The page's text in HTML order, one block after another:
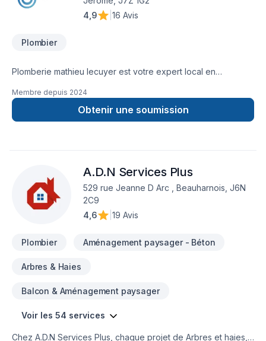
4,9
16 Avis
Plombier
Plomberie mathieu lecuyer est votre expert local en
Lanaudière,Laurentides,Laval,Montérégie,Montréal,
combinant expérience, innovation et rigueur. Nous croyons
en l'importance d'une approche personnalisée, adaptée à
service d'exception, centré sur vos besoins et vos
aspirations.
Membre depuis 2024
Obtenir une soumission
A.D.N Services Plus
529 rue Jeanne D Arc , Beauharnois, J6N
2C9
4,6
19 Avis
Plombier Aménagement paysager - Béton
Arbres & Haies
Balcon & Aménagement paysager
Voir les 54 services
Chez A.D.N Services Plus, chaque projet de Arbres et haies,